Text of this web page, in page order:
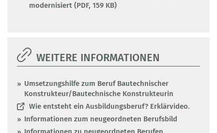
modernisiert (PDF, 159 KB)
WEITERE INFORMATIONEN
Umsetzungshilfe zum Beruf Bautechnischer
Konstrukteur/Bautechnische Konstrukteurin
Wie entsteht ein Ausbildungsberuf? Erklärvideo.
Informationen zum neugeordneten Berufsbild